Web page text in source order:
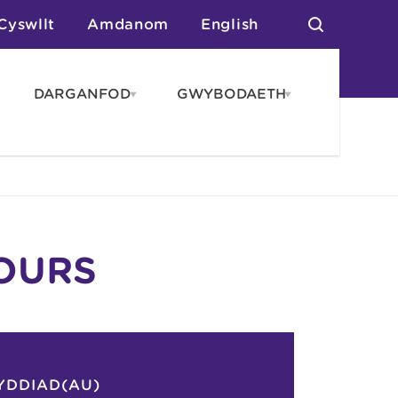
Amdanom English
DARGANFODOpen
GWYBODAETHOpen